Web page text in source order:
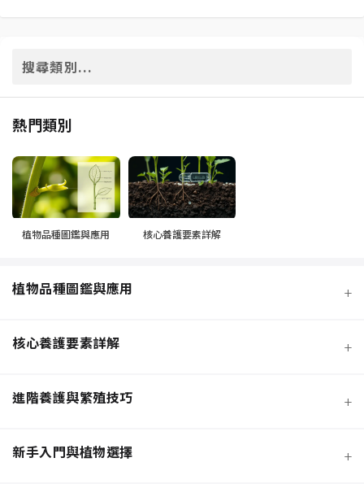
熱門類別
植物品種圖鑑與應用 核心養護要素詳解
植物品種圖鑑與應用 +
核心養護要素詳解 +
進階養護與繁殖技巧 +
新手入門與植物選擇 +